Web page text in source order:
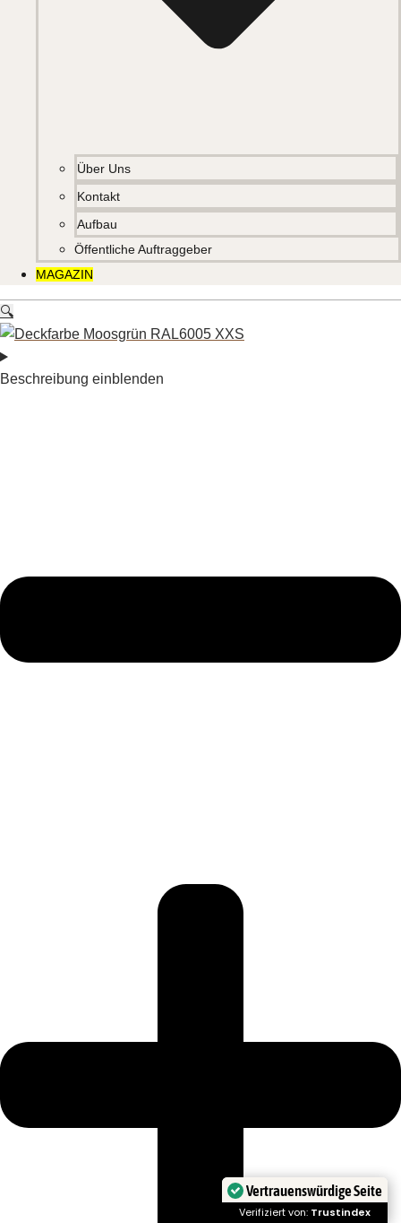
Über Uns
Kontakt
Aufbau
Öffentliche Auftraggeber
MAGAZIN
🔍
Beschreibung einblenden
Vertrauenswürdige Seite
Verifiziert von: Trustindex